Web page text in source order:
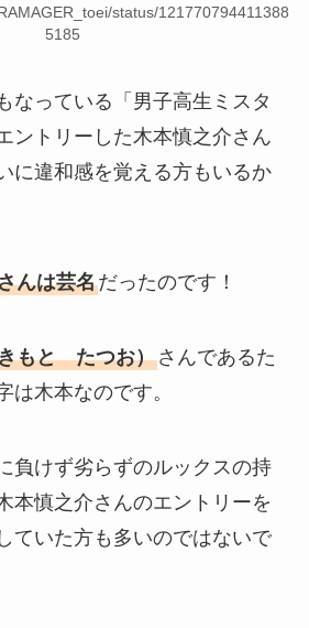
status/121770794411388
5185
なっている「男子高生ミスタ
ントリーした木本慎之介さん
に違和感を覚える方もいるか
んは芸名だったのです！
もと たつお）さんであるた
は木本なのです。
負けず劣らずのルックスの持
本慎之介さんのエントリーを
ていた方も多いのではないで